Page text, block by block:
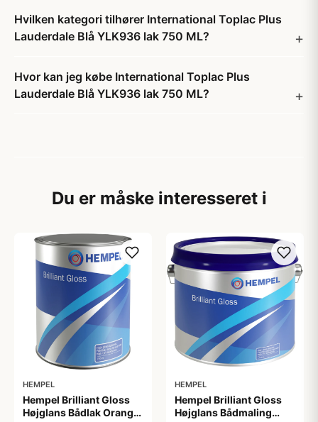
Hvilken kategori tilhører International Toplac Plus
Lauderdale Blå YLK936 lak 750 ML?
Hvor kan jeg købe International Toplac Plus
Lauderdale Blå YLK936 lak 750 ML?
Du er måske interesseret i
HEMPEL
Hempel Brilliant Gloss
Højglans Bådlak Orange
HEMPEL
Hempel Brilliant Gloss
Højglans Bådmaling